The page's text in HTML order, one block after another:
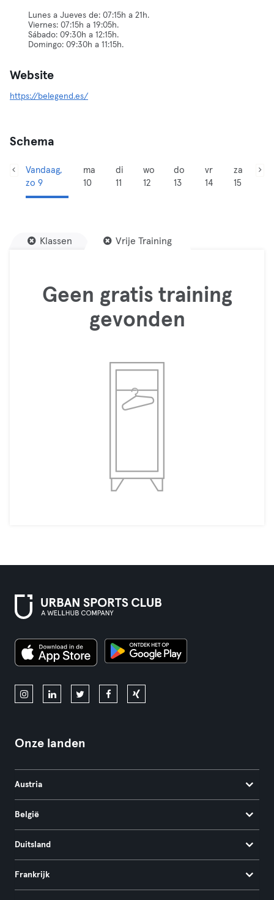
Lunes a Jueves de: 07:15h a 21h.
Viernes: 07:15h a 19:05h.
Sábado: 09:30h a 12:15h.
Domingo: 09:30h a 11:15h.
Website
https://belegend.es/
Schema
Vandaag,
zo 9
ma
10
di
11
wo
12
do
13
vr
14
za
15
Klassen Vrije Training
Geen gratis training
gevonden
Onze landen
Austria
België
Duitsland
Frankrijk